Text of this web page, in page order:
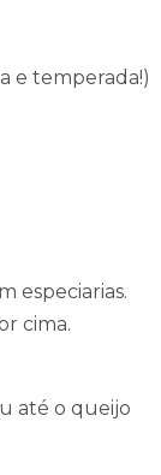
e temperada!)
especiarias.
cima.
até o queijo